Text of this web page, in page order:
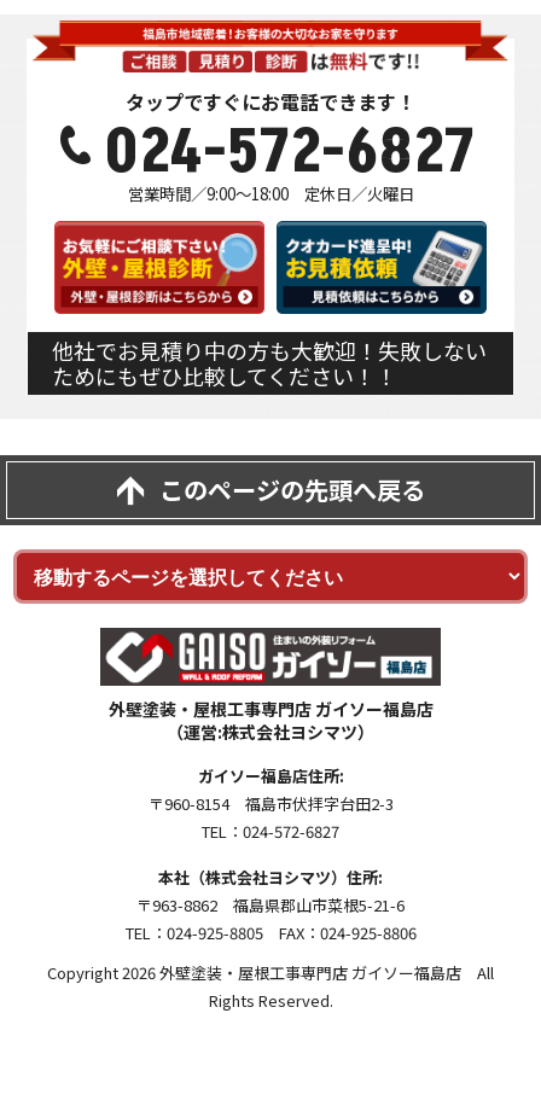
タップですぐにお電話できます！
024-572-6827
営業時間／9:00～18:00 定休日／火曜日
他社でお見積り中の方も大歓迎！失敗しない
ためにもぜひ比較してください！！
このページの先頭へ戻る
外壁塗装・屋根工事専門店 ガイソー福島店
（運営:株式会社ヨシマツ）
ガイソー福島店住所:
〒960-8154 福島市伏拝字台田2-3
TEL：024-572-6827
本社（株式会社ヨシマツ）住所:
〒963-8862 福島県郡山市菜根5-21-6
TEL：024-925-8805 FAX：024-925-8806
Copyright 2026 外壁塗装・屋根工事専門店 ガイソー福島店 All
Rights Reserved.